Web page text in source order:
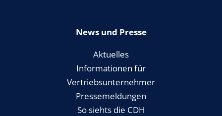
News und Presse
Aktuelles
Informationen für
Vertriebsunternehmer
Pressemeldungen
So siehts die CDH